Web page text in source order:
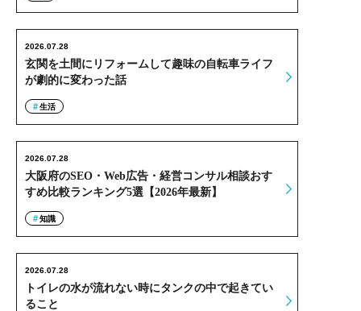
玄関を土間にリフォームして趣味の自転車ライフ
が劇的に変わった話
2026.07.28
生活
大阪府のSEO・Web広告・経営コンサル相談おす
すめ比較ランキング5選【2026年最新】
2026.07.28
知識
トイレの水が流れない時にタンクの中で起きてい
ること
2026.07.28